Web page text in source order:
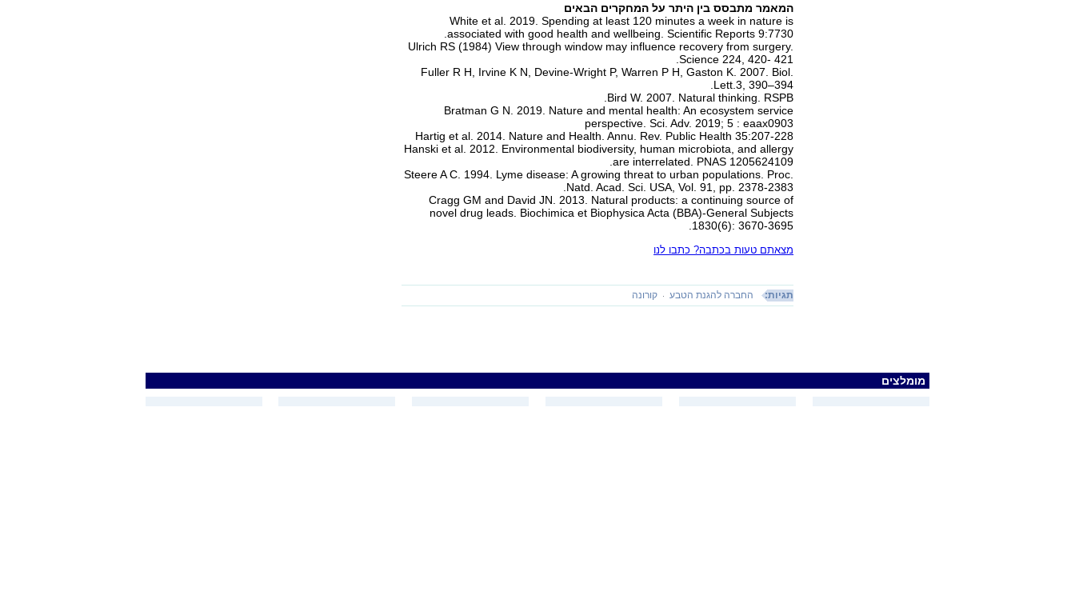
המאמר מתבסס בין היתר על המחקרים הבאים
White et al. 2019. Spending at least 120 minutes a week in nature is
associated with good health and wellbeing. Scientific Reports 9:7730.
Ulrich RS (1984) View through window may influence recovery from surgery.
Science 224, 420- 421.
Fuller R H, Irvine K N, Devine-Wright P, Warren P H, Gaston K. 2007. Biol.
Lett.3, 390–394.
Bird W. 2007. Natural thinking. RSPB.
Bratman G N. 2019. Nature and mental health: An ecosystem service
perspective. Sci. Adv. 2019; 5 : eaax0903
Hartig et al. 2014. Nature and Health. Annu. Rev. Public Health 35:207-228
Hanski et al. 2012. Environmental biodiversity, human microbiota, and allergy
are interrelated. PNAS 1205624109.
Steere A C. 1994. Lyme disease: A growing threat to urban populations. Proc.
Natd. Acad. Sci. USA, Vol. 91, pp. 2378-2383.
Cragg GM and David JN. 2013. Natural products: a continuing source of
novel drug leads. Biochimica et Biophysica Acta (BBA)-General Subjects
1830(6): 3670-3695.
מצאתם טעות בכתבה? כתבו לנו
תגיות: החברה להגנת הטבע קורונה
מומלצים